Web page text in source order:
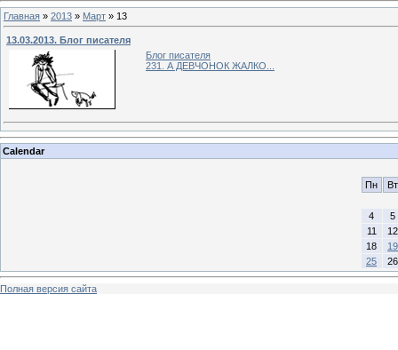
Главная » 2013 » Март » 13
13.03.2013. Блог писателя
Блог писателя
231. А ДЕВЧОНОК ЖАЛКО...
Calendar
Пн Вт
4
5
11
12
18
19
25
26
Полная версия сайта